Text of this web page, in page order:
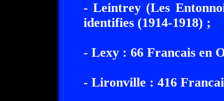
- Leintrey (Les
identifies (1914-1918) ;
- Lexy : 66 Francais en
- Lironville : 416